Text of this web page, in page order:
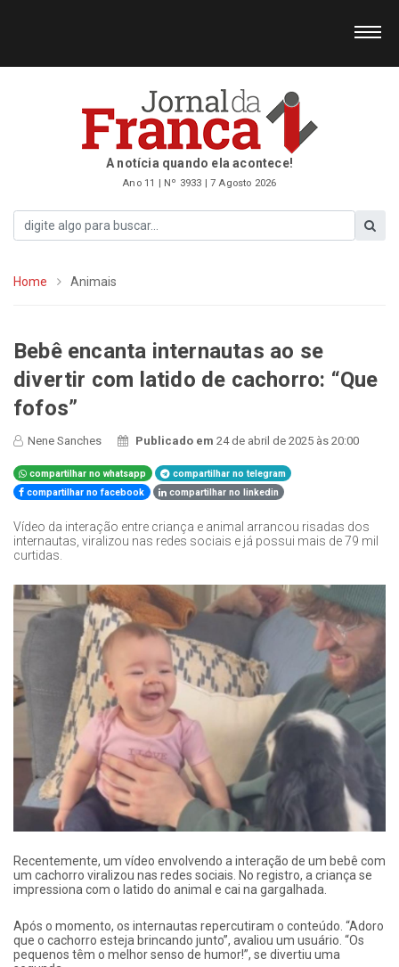
A notícia quando ela acontece!
Ano 11 | Nº 3933 | 7 Agosto 2026
Home Animais
Bebê encanta internautas ao se
divertir com latido de cachorro: “Que
fofos”
Nene Sanches Publicado em24 de abril de 2025 às 20:00
compartilhar no whatsapp
compartilhar no telegram
compartilhar no facebook
compartilhar no linkedin
Vídeo da interação entre criança e animal arrancou risadas dos
internautas, viralizou nas redes sociais e já possui mais de 79 mil
curtidas.
Recentemente, um vídeo envolvendo a interação de um bebê com
um cachorro viralizou nas redes sociais. No registro, a criança se
impressiona com o latido do animal e cai na gargalhada.
Após o momento, os internautas repercutiram o conteúdo. “Adoro
que o cachorro esteja brincando junto”, avaliou um usuário. “Os
pequenos têm o melhor senso de humor!”, se divertiu uma